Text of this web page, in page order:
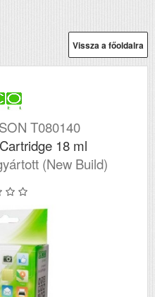
Vissza a főoldalra
T080140
18 ml
(New Build)